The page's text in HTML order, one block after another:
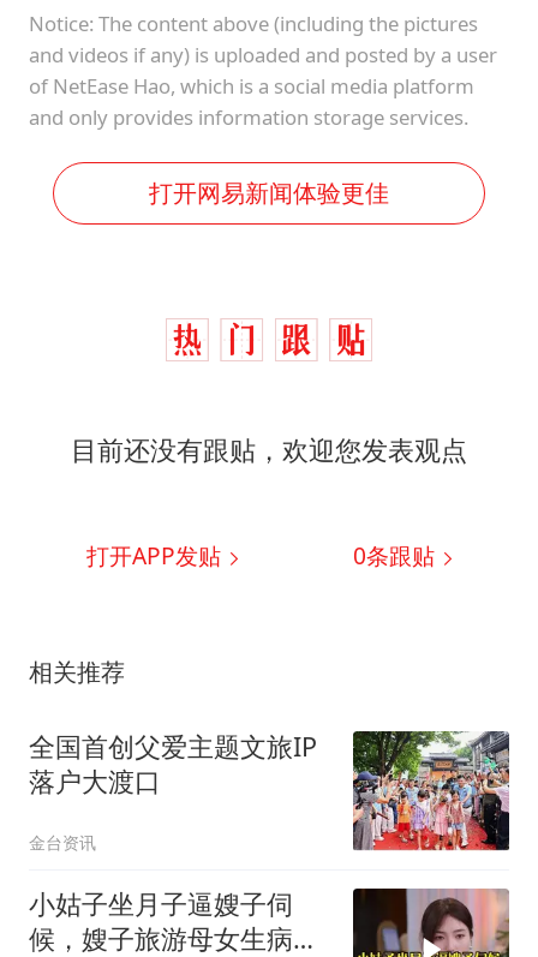
Notice: The content above (including the pictures
and videos if any) is uploaded and posted by a user
of NetEase Hao, which is a social media platform
and only provides information storage services.
打开网易新闻体验更佳
目前还没有跟贴，欢迎您发表观点
打开APP发贴 0条跟贴
相关推荐
全国首创父爱主题文旅IP
落户大渡口
金台资讯
小姑子坐月子逼嫂子伺
候，嫂子旅游母女生病反